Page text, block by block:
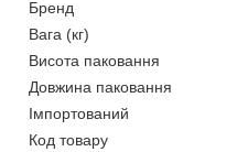
Бренд
Вага (кг)
Висота паковання
Довжина паковання
Імпортований
Код товару